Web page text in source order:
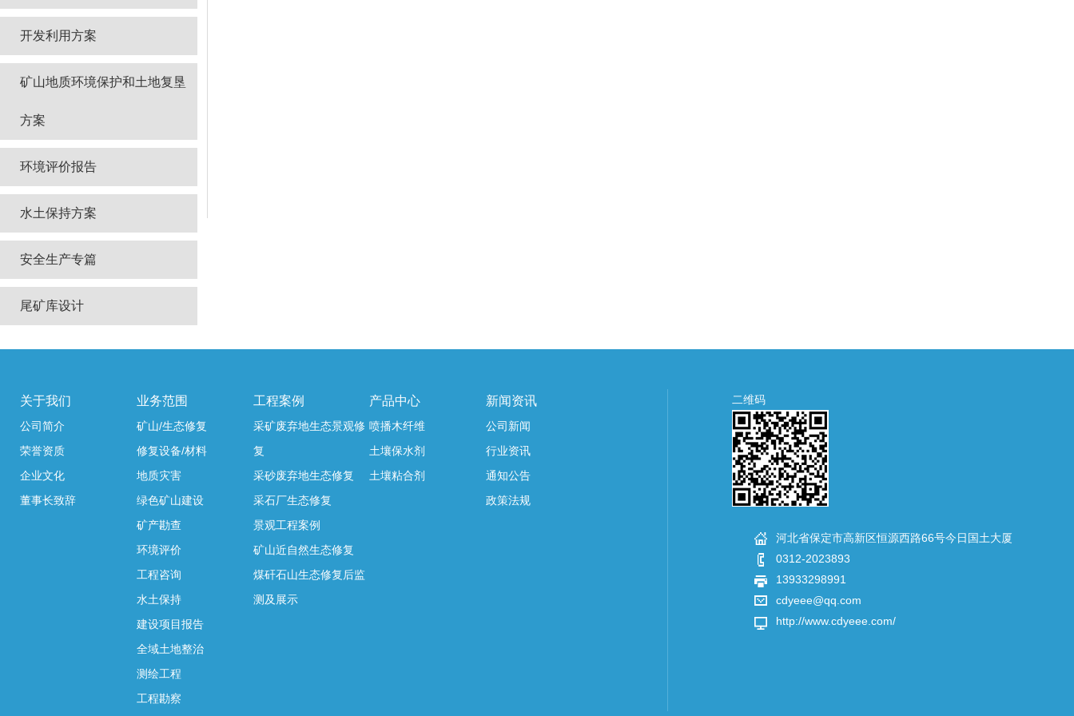
开发利用方案
矿山地质环境保护和土地复垦
方案
环境评价报告
水土保持方案
安全生产专篇
尾矿库设计
关于我们
公司简介
荣誉资质
企业文化
董事长致辞
业务范围
矿山/生态修复
修复设备/材料
地质灾害
绿色矿山建设
矿产勘查
环境评价
工程咨询
水土保持
建设项目报告
全域土地整治
测绘工程
工程勘察
工程案例
采矿废弃地生态景观修
复
采砂废弃地生态修复
采石厂生态修复
景观工程案例
矿山近自然生态修复
煤矸石山生态修复后监
测及展示
产品中心
喷播木纤维
土壤保水剂
土壤粘合剂
新闻资讯
公司新闻
行业资讯
通知公告
政策法规
二维码
河北省保定市高新区恒源西路66号今日国土大厦
0312-2023893
13933298991
cdyeee@qq.com
http://www.cdyeee.com/